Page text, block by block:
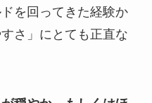
を回ってきた経験か
さ」にとても正直な